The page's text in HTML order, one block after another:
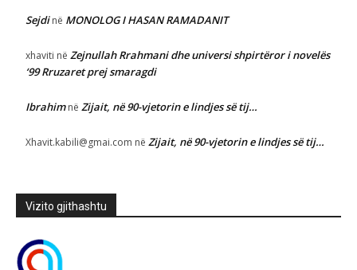
Sejdinë MONOLOG I HASAN RAMADANIT
xhaviti në Zejnullah Rrahmani dhe universi shpirtëror i novelës
‘99 Rruzaret prej smaragdi
Ibrahimnë Zijait, në 90-vjetorin e lindjes së tij…
Xhavit.kabili@gmai.com në Zijait, në 90-vjetorin e lindjes së tij…
Vizito gjithashtu